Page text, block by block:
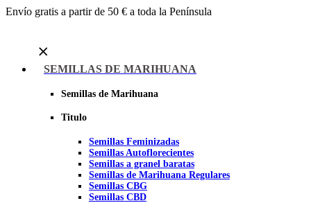
Envío gratis a partir de 50 € a toda la Península
SEMILLAS DE MARIHUANA
Semillas de Marihuana
Titulo
Semillas Feminizadas
Semillas Autoflorecientes
Semillas a granel baratas
Semillas de Marihuana Regulares
Semillas CBG
Semillas CBD